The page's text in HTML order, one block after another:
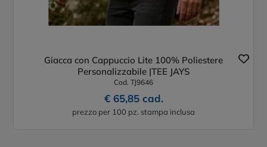
Giacca con Cappuccio Lite 100% Poliestere
Personalizzabile |TEE JAYS
Cod. TJ9646
€ 65,85 cad.
prezzo per 100 pz. stampa inclusa